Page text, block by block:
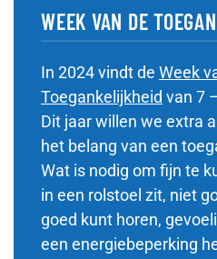
WEEK VAN DE
In 2024 vindt de Week
Toegankelijkheid van 7
Dit jaar willen we extra
het belang van een
Wat is nodig om fijn te
in een rolstoel zit, niet
goed kunt horen,
een energiebeperking